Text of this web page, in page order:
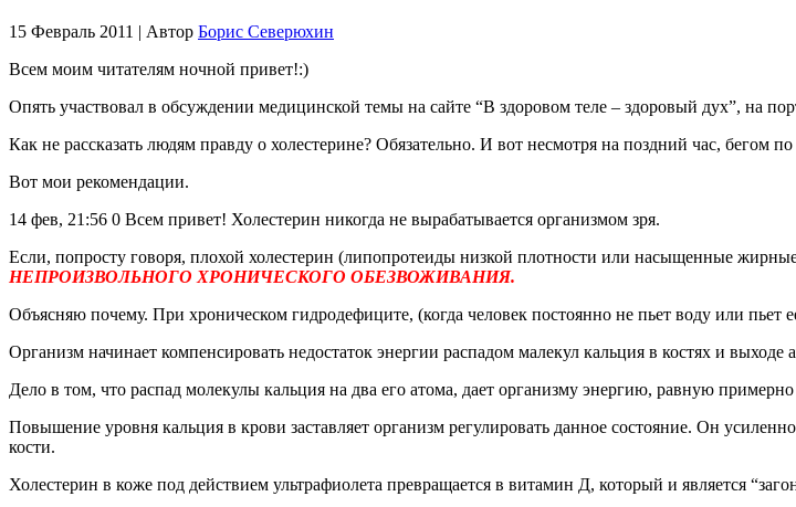
15 Февраль 2011 | Автор Борис Северюхин
Всем моим читателям ночной привет!:)
Опять участвовал в обсуждении медицинской темы на сайте “В здоровом теле – здоровый дух”, на
Как не рассказать людям правду о холестерине? Обязательно. И вот несмотря на поздний час, бегом
Вот мои рекомендации.
14 фев, 21:56 0 Всем привет! Холестерин никогда не вырабатывается организмом зря.
Если, попросту говоря, плохой холестерин (липопротеиды низкой плотности или насыщенные
НЕПРОИЗВОЛЬНОГО ХРОНИЧЕСКОГО ОБЕЗВОЖИВАНИЯ.
Объясняю почему. При хроническом гидродефиците, (когда человек постоянно не пьет воду или пьет
Организм начинает компенсировать недостаток энергии распадом малекул кальция в костях и выходе
Дело в том, что распад молекулы кальция на два его атома, дает организму энергию, равную
Повышение уровня кальция в крови заставляет организм регулировать данное состояние. Он
кости.
Холестерин в коже под действием ультрафиолета превращается в витамин Д, который и является